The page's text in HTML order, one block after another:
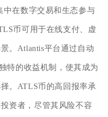
中在数字交易和生态参与
币可用于在线支付、虚
。Atlantis平台通过自动
特的收益机制，使其成为
。ATLS币的高回报率承
资者，尽管其风险不容